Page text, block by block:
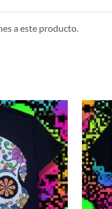
a este producto.